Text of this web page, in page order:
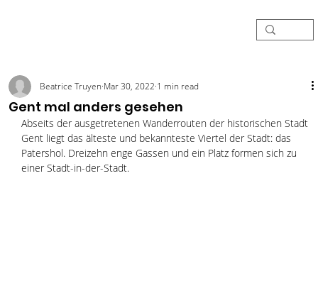
Gent mal anders gesehen
Beatrice Truyen Mar 30, 2022 1 min read
Abseits der ausgetretenen Wanderrouten der historischen Stadt
Gent liegt das älteste und bekannteste Viertel der Stadt: das
Patershol. Dreizehn enge Gassen und ein Platz formen sich zu
einer Stadt-in-der-Stadt.